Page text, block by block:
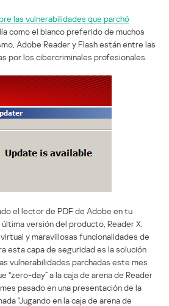
las vulnerabilidades que parchó
como el blanco preferido de muchos
Adobe Reader y Flash están entre las
por los cibercriminales profesionales.
el lector de PDF de Adobe en tu
versión del producto, Reader X.
y maravillosas funcionalidades de
esta capa de seguridad es la solución
vulnerabilidades parchadas este mes
“zero-day” a la caja de arena de Reader
pasado en una presentación de la
“Jugando en la caja de arena de